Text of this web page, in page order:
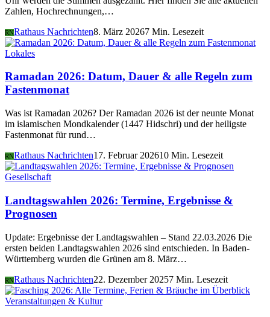
Zahlen, Hochrechnungen,…
RNRathaus Nachrichten8. März 20267 Min. Lesezeit
Lokales
Ramadan 2026: Datum, Dauer & alle Regeln zum
Fastenmonat
Was ist Ramadan 2026? Der Ramadan 2026 ist der neunte Monat
im islamischen Mondkalender (1447 Hidschri) und der heiligste
Fastenmonat für rund…
RNRathaus Nachrichten17. Februar 202610 Min. Lesezeit
Gesellschaft
Landtagswahlen 2026: Termine, Ergebnisse &
Prognosen
Update: Ergebnisse der Landtagswahlen – Stand 22.03.2026 Die
ersten beiden Landtagswahlen 2026 sind entschieden. In Baden-
Württemberg wurden die Grünen am 8. März…
RNRathaus Nachrichten22. Dezember 20257 Min. Lesezeit
Veranstaltungen & Kultur